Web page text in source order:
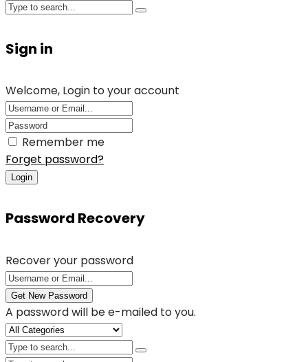
Sign in
Welcome, Login to your account
Remember me
Forget password?
Login
Password Recovery
Recover your password
Get New Password
A password will be e-mailed to you.